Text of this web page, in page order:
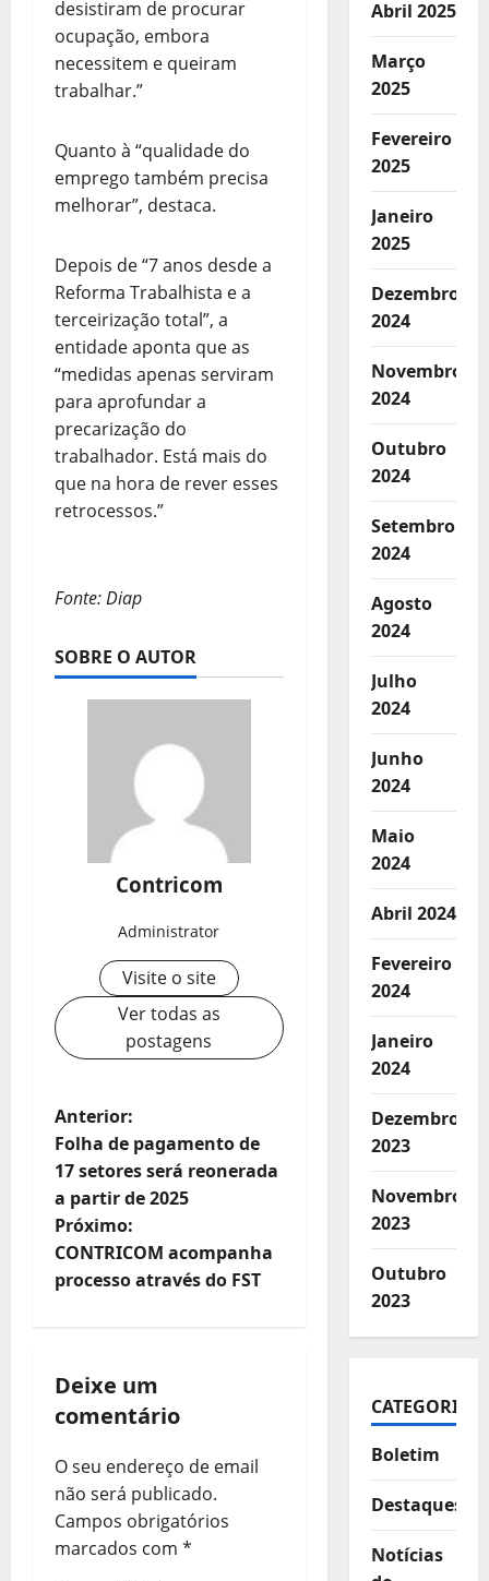
desistiram de procurar
ocupação, embora
necessitem e queiram
trabalhar.”
Quanto à “qualidade do
emprego também precisa
melhorar”, destaca.
Depois de “7 anos desde a
Reforma Trabalhista e a
terceirização total”, a
entidade aponta que as
“medidas apenas serviram
para aprofundar a
precarização do
trabalhador. Está mais do
que na hora de rever esses
retrocessos.”
Fonte: Diap
SOBRE O AUTOR
Contricom
Administrator
Visite o site
Ver todas as
postagens
N
a
v
e
g
a
ã
o
e
a
r
Anterior:
Folha de pagamento de
17 setores será reonerada
a partir de 2025
Próximo:
CONTRICOM acompanha
processo através do FST
Deixe um
comentário
O seu endereço de email
não será publicado.
Campos obrigatórios
marcados com *
Abril 2025
Março
2025
Fevereiro
2025
Janeiro
2025
Dezembro
2024
Novembro
2024
Outubro
2024
Setembro
2024
Agosto
2024
Julho
2024
Junho
2024
Maio
2024
Abril 2024
Fevereiro
2024
Janeiro
2024
Dezembro
2023
Novembro
2023
Outubro
2023
CATEGORIAS
Boletim
Destaques
Notícias